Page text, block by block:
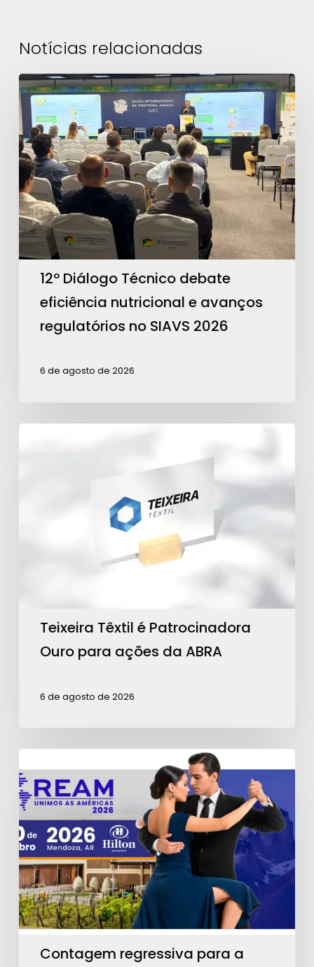
Notícias relacionadas
12º
Diálogo
Técnico
debate
eficiência
nutricional
e
avanços
regulatórios
12º Diálogo Técnico debate
eficiência nutricional e avanços
regulatórios no SIAVS 2026
6 de agosto de 2026
Teixeira Têxtil é Patrocinadora
Ouro para ações da ABRA
6 de agosto de 2026
regressiva
para
a
REAM
2026:
garanta
seu
ingresso!
Contagem regressiva para a